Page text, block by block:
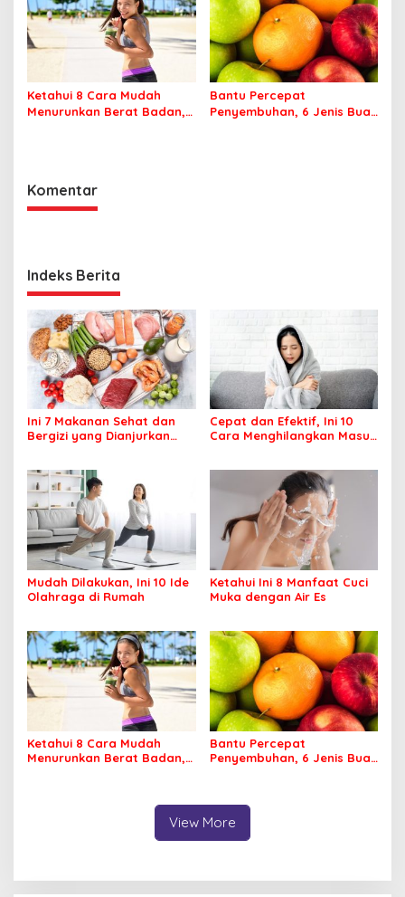
Ketahui 8 Cara Mudah
Menurunkan Berat Badan,
Bantu Percepat
Penyembuhan, 6 Jenis Buah
Komentar
Indeks Berita
Ini 7 Makanan Sehat dan
Bergizi yang Dianjurkan
Cepat dan Efektif, Ini 10
Cara Menghilangkan Masuk
Mudah Dilakukan, Ini 10 Ide
Olahraga di Rumah
Ketahui Ini 8 Manfaat Cuci
Muka dengan Air Es
Ketahui 8 Cara Mudah
Menurunkan Berat Badan,
Bantu Percepat
Penyembuhan, 6 Jenis Buah
View More